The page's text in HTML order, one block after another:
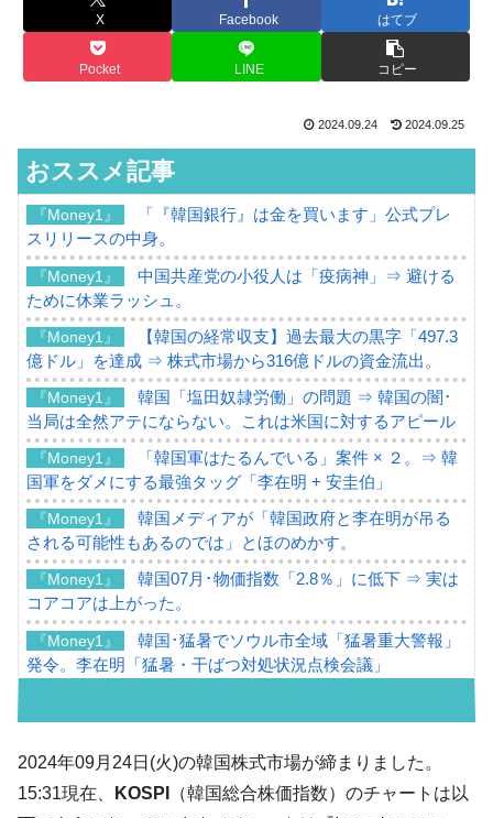
X Facebook はてブ
Pocket LINE コピー
2024.09.24 2024.09.25
おススメ記事
『Money1』
「『韓国銀行』は金を買います」公式プレ
スリリースの中身。
『Money1』
中国共産党の小役人は「疫病神」⇒ 避ける
ために休業ラッシュ。
『Money1』
【韓国の経常収支】過去最大の黒字「497.3
億ドル」を達成 ⇒ 株式市場から316億ドルの資金流出。
『Money1』
韓国「塩田奴隷労働」の問題 ⇒ 韓国の闇･
当局は全然アテにならない。これは米国に対するアピール
『Money1』
「韓国軍はたるんでいる」案件 × ２。⇒ 韓
国軍をダメにする最強タッグ「李在明 + 安圭伯」
『Money1』
韓国メディアが「韓国政府と李在明が吊る
される可能性もあるのでは」とほのめかす。
『Money1』
韓国07月･物価指数「2.8％」に低下 ⇒ 実は
コアコアは上がった。
『Money1』
韓国･猛暑でソウル市全域「猛暑重大警報」
発令。李在明「猛暑・干ばつ対処状況点検会議」
07月販売台数は去年のほぼ半分「71台」しか売れなかっ
た。『起亜』は9台だけ
『Money1』
韓国「信用赦免を何回やっても、何回やっ
2024年09月24日(火)の韓国株式市場が締まりました。
15:31現在、
KOSPI
（韓国総合株価指数）のチャートは以